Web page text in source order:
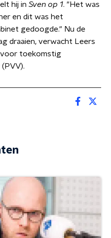
hij in Sven op 1. "Het was
en dit was het
gedoogde." Nu de
draaien, verwacht Leers
voor toekomstig